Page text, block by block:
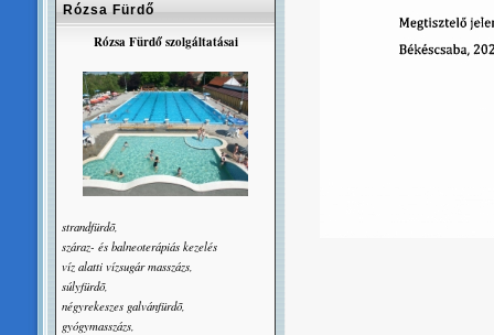
Rózsa Fürdő
Rózsa Fürdő szolgáltatásai
strandfürdõ,
száraz- és balneoterápiás kezelés
víz alatti vízsugár masszázs,
súlyfürdõ,
négyrekeszes galvánfürdõ,
gyógymasszázs,